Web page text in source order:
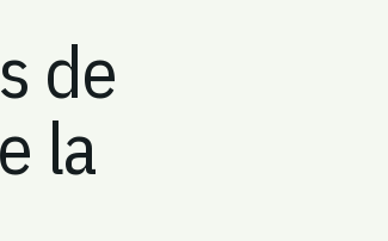
de
la